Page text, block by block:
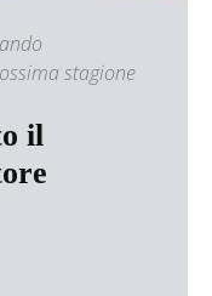
stagione
il